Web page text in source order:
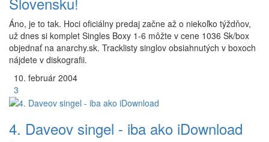
Áno, je to tak. Hoci oficiálny predaj začne až o niekoľko týždňov,
už dnes si komplet Singles Boxy 1-6 môžte v cene 1036 Sk/box
objednať na anarchy.sk. Tracklisty singlov obsiahnutých v boxoch
nájdete v diskografii.
10. február 2004
3
4. Daveov singel - iba ako iDownload